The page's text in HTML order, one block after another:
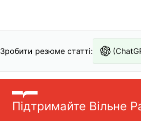
Зробити резюме статті:
Підтримайте Вільне